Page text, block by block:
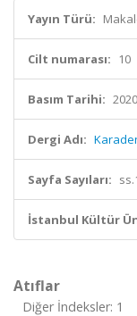
Yayın Türü:
Cilt numarası: 10
Basım Tarihi: 2020
Dergi Adı:
Sayfa Sayıları:
İstanbul Kültür
Atıflar
Diğer İndeksler: 1